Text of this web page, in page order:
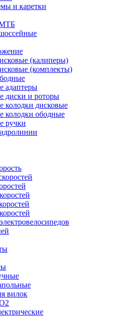
и каретки
(калиперы)
(комплекты)
адаптеры
диски и роторы
колодки дисковые
колодки ободные
ручки
вилок